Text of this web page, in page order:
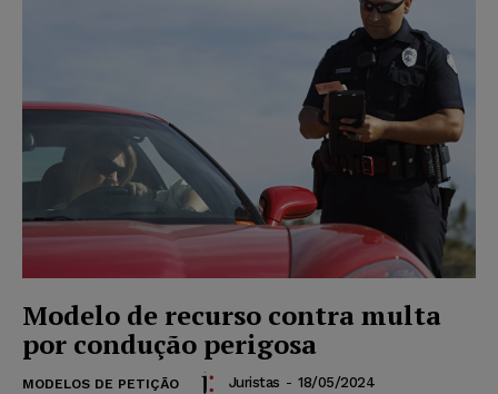
Modelo de recurso contra multa
por condução perigosa
MODELOS DE PETIÇÃO Juristas - 18/05/2024